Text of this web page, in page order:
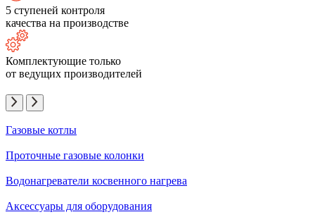
5 ступеней контроля
качества на производстве
Комплектующие только
от ведущих производителей
Газовые котлы
Проточные газовые колонки
Водонагреватели косвенного нагрева
Аксессуары для оборудования